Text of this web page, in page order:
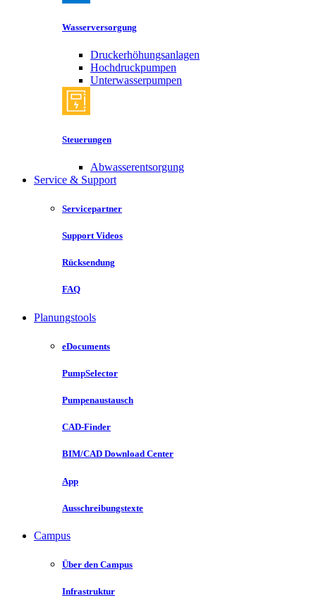
Wasserversorgung
Druckerhöhungsanlagen
Hochdruckpumpen
Unterwasserpumpen
Steuerungen
Abwasserentsorgung
Service & Support
Servicepartner
Support Videos
Rücksendung
FAQ
Planungstools
eDocuments
PumpSelector
Pumpenaustausch
CAD-Finder
BIM/CAD Download Center
App
Ausschreibungstexte
Campus
Über den Campus
Infrastruktur